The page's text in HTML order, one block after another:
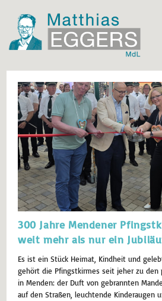
300 Jahre Mendener
weit mehr als nur ein
Es ist ein Stück Heimat, Kindheit und
gehört die Pfingstkirmes seit jeher zu den
in Menden: der Duft von gebrannten
auf den Straßen, leuchtende Kinderaugen